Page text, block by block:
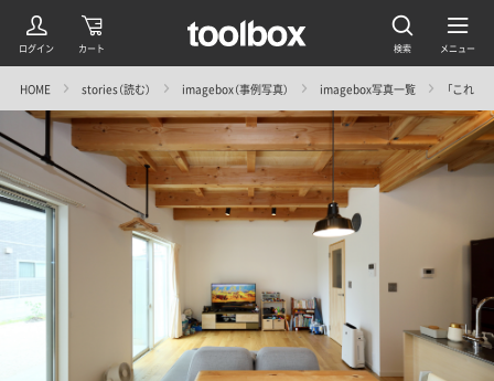
HOME stories（読む） imagebox（事例写真） imagebox写真一覧 「これ